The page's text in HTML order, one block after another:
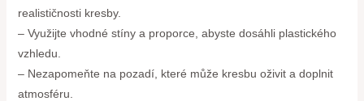
realističnosti kresby.
– Využijte vhodné stíny a proporce, abyste dosáhli plastického
vzhledu.
– Nezapomeňte na pozadí, které může kresbu oživit a doplnit
atmosféru.